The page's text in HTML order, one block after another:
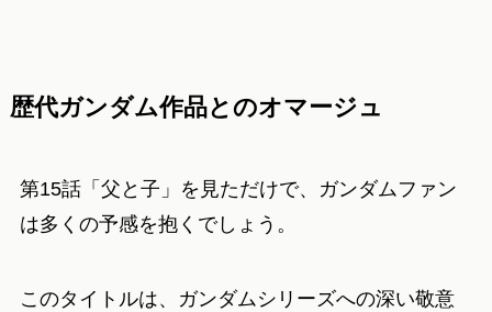
歴代ガンダム作品とのオマージュ
第15話「父と子」を見ただけで、ガンダムファン
は多くの予感を抱くでしょう。
このタイトルは、ガンダムシリーズへの深い敬意